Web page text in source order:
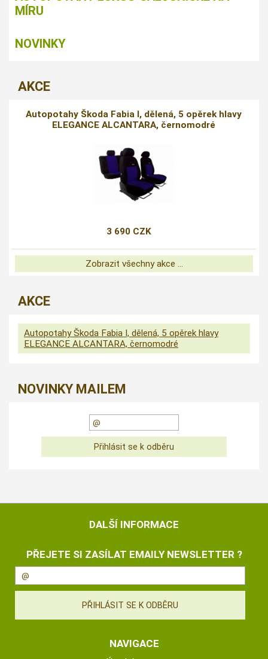
MÍRU
NOVINKY
AKCE
Autopotahy Škoda Fabia I, dělená, 5 opěrek hlavy
ELEGANCE ALCANTARA, černomodré
3 690 CZK
Zobrazit všechny akce ...
AKCE
Autopotahy Škoda Fabia I, dělená, 5 opěrek hlavy
ELEGANCE ALCANTARA, černomodré
NOVINKY MAILEM
DALŠÍ INFORMACE
PŘEJETE SI ZASÍLAT EMAILY NEWSLETTER ?
NAVIGACE